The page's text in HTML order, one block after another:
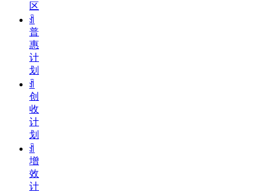
区
ꀉ
普
惠
计
划
ꀉ
创
收
计
划
ꀉ
增
效
计